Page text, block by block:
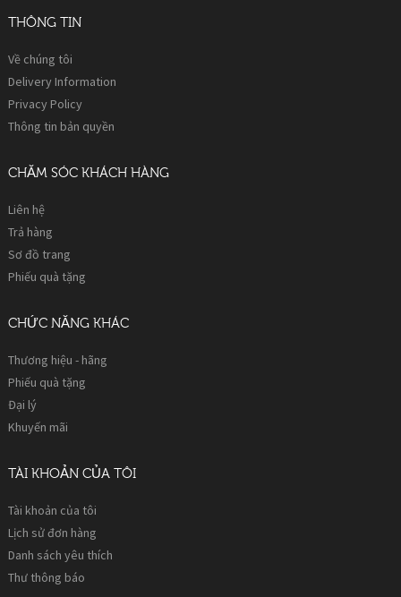
THÔNG TIN
Về chúng tôi
Delivery Information
Privacy Policy
Thông tin bản quyền
CHĂM SÓC KHÁCH HÀNG
Liên hệ
Trả hàng
Sơ đồ trang
Phiếu quà tặng
CHỨC NĂNG KHÁC
Thương hiệu - hãng
Phiếu quà tặng
Đại lý
Khuyến mãi
TÀI KHOẢN CỦA TÔI
Tài khoản của tôi
Lịch sử đơn hàng
Danh sách yêu thích
Thư thông báo